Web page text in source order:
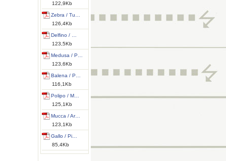
122,9Kb
Zebra / Tu…
126,4Kb
Delfino / …
123,5Kb
Medusa / P…
123,6Kb
Balena / P…
116,1Kb
Polipo / M…
125,1Kb
Mucca / Ar…
123,1Kb
Gallo / Pi…
85,4Kb